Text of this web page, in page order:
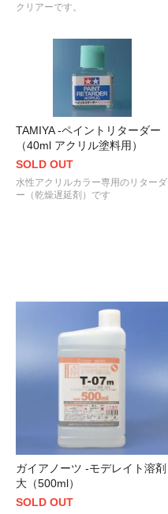
クリアーです。
TAMIYA -ペイントリターダー
（40ml アクリル塗料用）
SOLD OUT
水性アクリルカラー専用のリターダ
ー（乾燥遅延剤）です
ガイアノーツ -モデレイト溶剤
大（500ml）
SOLD OUT